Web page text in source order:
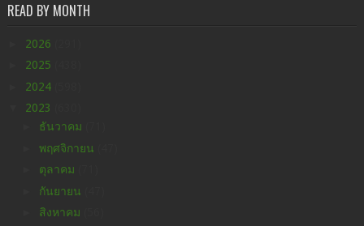
READ BY MONTH
2026
2025
2024
2023
ธันวาคม
พฤศจิกายน
ตุลาคม
กันยายน
สิงหาคม